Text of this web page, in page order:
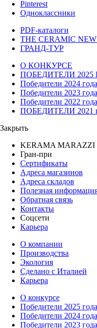
Pinterest
Одноклассники
PDF-каталоги
THE CERAMIC
ГРАНД-ТУР
О КОНКУРСЕ
ПОБЕДИТЕЛИ 2025
Победители 2024 года
Победители 2023 года
Победители 2022 года
ПОБЕДИТЕЛИ 2021
Закрыть
KERAMA MARAZZI
Гран-при
Сертификаты
Адреса магазинов
Адреса складов
Полезная
Обратная связь
Контакты
Соцсети
Карьера
О компании
Производства
Экология
Сделано с Италией
Карьера
О конкурсе
Победители 2025 года
Победители 2024 года
Победители 2023 года